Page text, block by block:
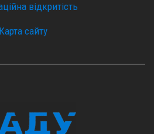
відкритість
Карта сайту